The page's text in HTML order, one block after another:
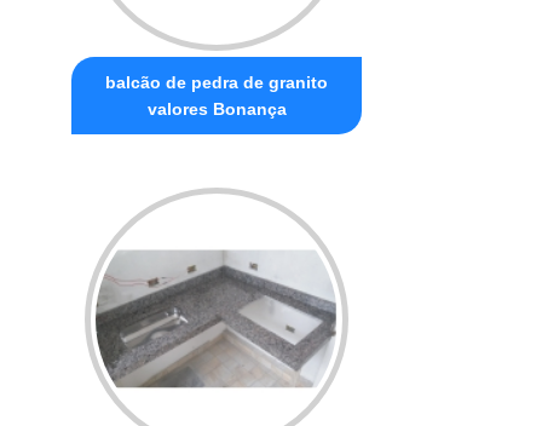
balcão de pedra de granito
valores Bonança